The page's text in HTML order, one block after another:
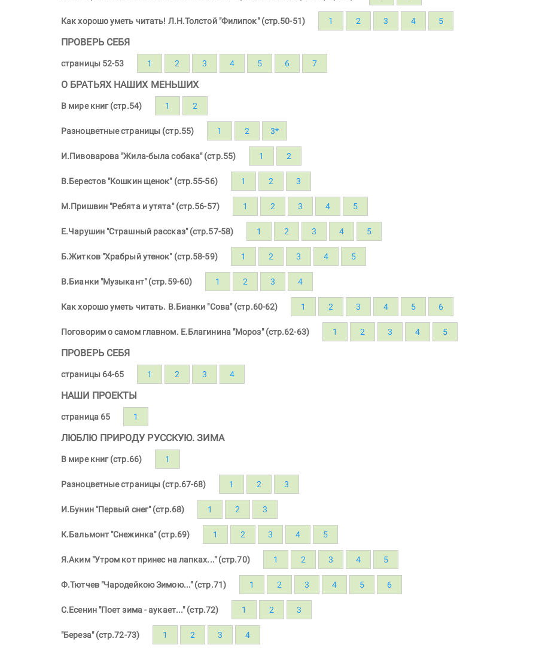
Как хорошо уметь читать! Л.Н.Толстой "Филипок" (стр.50-51) 1 2 3 4 5
ПРОВЕРЬ СЕБЯ
страницы 52-53 1 2 3 4 5 6 7
О БРАТЬЯХ НАШИХ МЕНЬШИХ
В мире книг (стр.54) 1 2
Разноцветные страницы (стр.55) 1 2 3*
И.Пивоварова "Жила-была собака" (стр.55) 1 2
В.Берестов "Кошкин щенок" (стр.55-56) 1 2 3
М.Пришвин "Ребята и утята" (стр.56-57) 1 2 3 4 5
Е.Чарушин "Страшный рассказ" (стр.57-58) 1 2 3 4 5
Б.Житков "Храбрый утенок" (стр.58-59) 1 2 3 4 5
В.Бианки "Музыкант" (стр.59-60) 1 2 3 4
Как хорошо уметь читать. В.Бианки "Сова" (стр.60-62) 1 2 3 4 5 6
Поговорим о самом главном. Е.Благинина "Мороз" (стр.62-63) 1 2 3 4 5
ПРОВЕРЬ СЕБЯ
страницы 64-65 1 2 3 4
НАШИ ПРОЕКТЫ
страница 65 1
ЛЮБЛЮ ПРИРОДУ РУССКУЮ. ЗИМА
В мире книг (стр.66) 1
Разноцветные страницы (стр.67-68) 1 2 3
И.Бунин "Первый снег" (стр.68) 1 2 3
К.Бальмонт "Снежинка" (стр.69) 1 2 3 4 5
Я.Аким "Утром кот принес на лапках..." (стр.70) 1 2 3 4 5
Ф.Тютчев "Чародейкою Зимою..." (стр.71) 1 2 3 4 5 6
С.Есенин "Поет зима - аукает..." (стр.72) 1 2 3
"Береза" (стр.72-73) 1 2 3 4